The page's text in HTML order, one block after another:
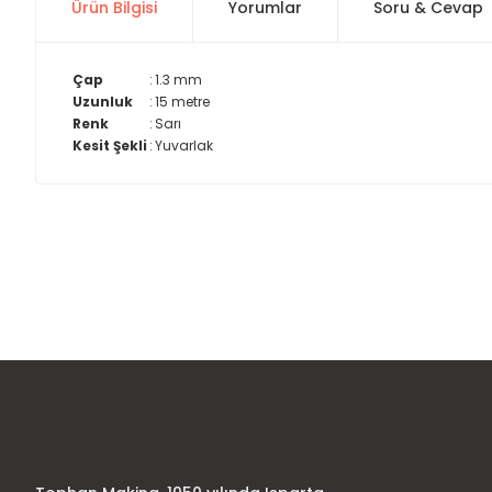
Ürün Bilgisi Yorumlar Soru & Cevap
Çap :1.3 mm
Uzunluk
:15 metre
Renk
: Sarı
Kesit Şekli :Yuvarlak
Ürün bilgilerinde hatalar bulunuyor.